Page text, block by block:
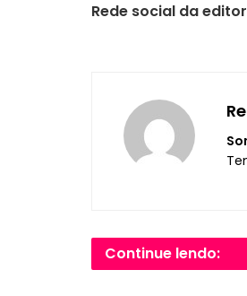
Rede social da
Continue lendo: